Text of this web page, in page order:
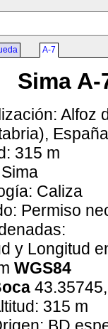
A-7
Sima A-
Alfoz
España
315 m
Caliza
Permiso
y Longitud
WGS84
315 m